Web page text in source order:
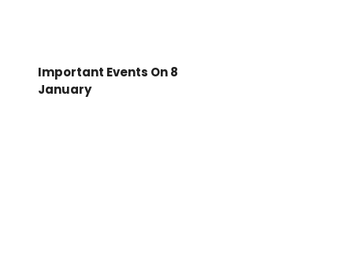
Important Events On 8
January